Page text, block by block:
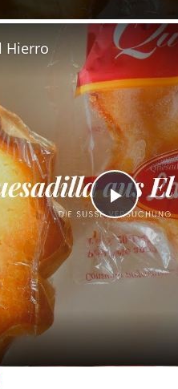
P
l
a
y
Hierro